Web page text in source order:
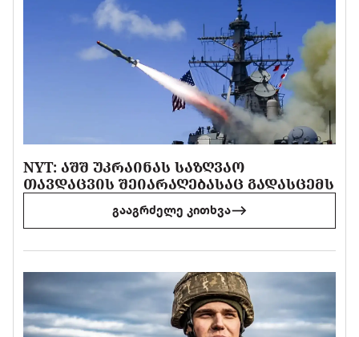
NYT: ᲐᲨᲨ ᲣᲙᲠᲐᲘᲜᲐᲡ ᲡᲐᲖᲦᲕᲐᲝ
ᲗᲐᲕᲓᲐᲪᲕᲘᲡ ᲨᲔᲘᲐᲠᲐᲦᲔᲑᲐᲡᲐᲪ ᲒᲐᲓᲐᲡᲪᲔᲛᲡ
გააგრძელე კითხვა